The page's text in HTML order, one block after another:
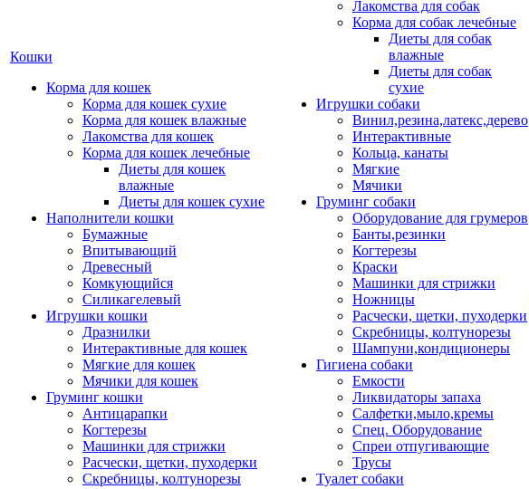
Кошки
Корма для кошек
Корма для кошек сухие
Корма для кошек влажные
Лакомства для кошек
Корма для кошек лечебные
Диеты для кошек
влажные
Диеты для кошек сухие
Наполнители кошки
Бумажные
Впитывающий
Древесный
Комкующийся
Силикагелевый
Игрушки кошки
Дразнилки
Интерактивные для кошек
Мягкие для кошек
Мячики для кошек
Груминг кошки
Антицарапки
Когтерезы
Машинки для стрижки
Расчески, щетки, пуходерки
Скребницы, колтунорезы
Лакомства для собак
Корма для собак лечебные
Диеты для собак
влажные
Диеты для собак
сухие
Игрушки собаки
Винил,резина,латекс,дерево
Интерактивные
Кольца, канаты
Мягкие
Мячики
Груминг собаки
Оборудование для грумеров
Банты,резинки
Когтерезы
Краски
Машинки для стрижки
Ножницы
Расчески, щетки, пуходерки
Скребницы, колтунорезы
Шампуни,кондиционеры
Гигиена собаки
Емкости
Ликвидаторы запаха
Салфетки,мыло,кремы
Спец. Оборудование
Спреи отпугивающие
Трусы
Туалет собаки